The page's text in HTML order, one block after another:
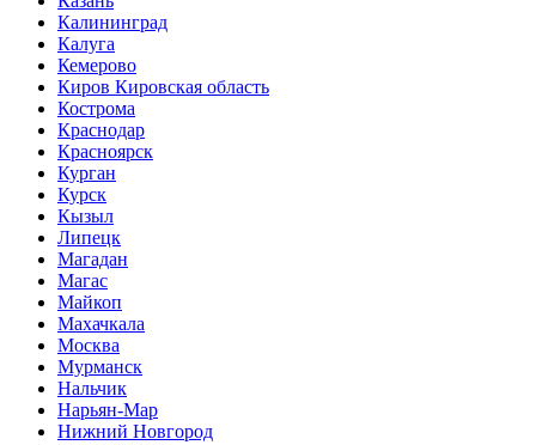
Калининград
Калуга
Кемерово
Киров Кировская область
Кострома
Краснодар
Красноярск
Курган
Курск
Кызыл
Липецк
Магадан
Магас
Майкоп
Махачкала
Москва
Мурманск
Нальчик
Нарьян-Мар
Нижний Новгород